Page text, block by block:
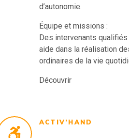
d’autonomie.
Équipe et missions :
Des intervenants
aide dans la réalisation
ordinaires de la vie
Découvrir
ACTIV’HAND